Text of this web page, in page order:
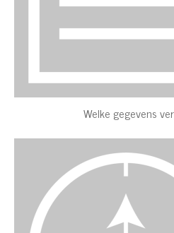
Welke gegevens